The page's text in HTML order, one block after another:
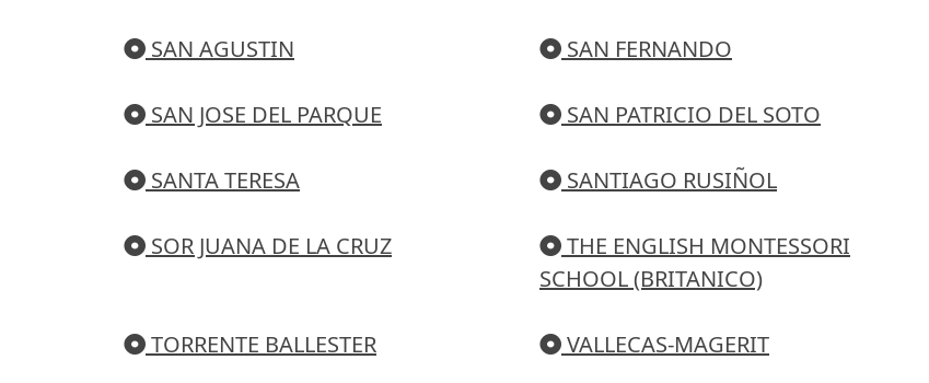
SAN AGUSTIN SAN FERNANDO
SAN JOSE DEL PARQUE SAN PATRICIO DEL SOTO
SANTA TERESA SANTIAGO RUSIÑOL
SOR JUANA DE LA CRUZ
THE ENGLISH MONTESSORI
SCHOOL (BRITANICO)
TORRENTE BALLESTER VALLECAS-MAGERIT